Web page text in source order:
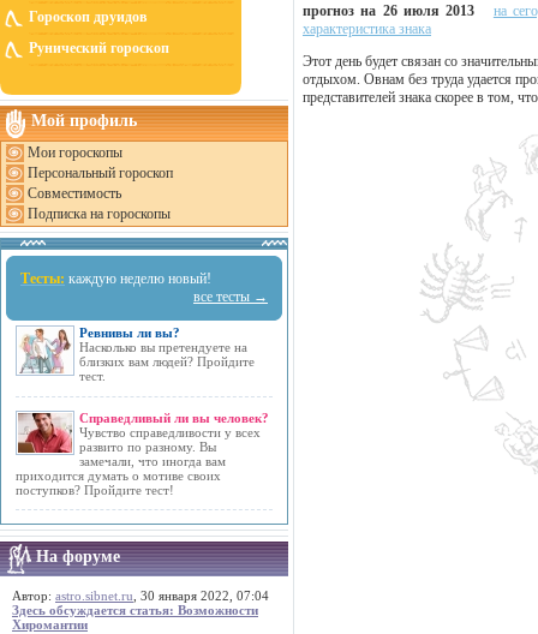
Гороскоп друидов
Рунический гороскоп
Мой профиль
Мои гороскопы
Персональный гороскоп
Совместимость
Подписка на гороскопы
Тесты: каждую неделю новый!
все тесты →
Ревнивы ли вы?
Насколько вы претендуете на
близких вам людей? Пройдите
тест.
Справедливый ли вы человек?
Чувство справедливости у всех
развито по разному. Вы
замечали, что иногда вам
приходится думать о мотиве своих
поступков? Пройдите тест!
На форуме
Автор: astro.sibnet.ru , 30 января 2022, 07:04
Здесь обсуждается статья: Возможности
Хиромантии
прогноз на 26 июля 2013
на
характеристика знака
Этот день будет связан со
отдыхом. Овнам без труда удается
представителей знака скорее в том,